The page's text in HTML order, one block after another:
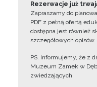
Rezerwacje już
Zapraszamy do
PDF z pełną ofertą
dostępna jest również
szczegółowych opisów.
PS. Informujemy, że z
Muzeum Zamek w
zwiedzających.